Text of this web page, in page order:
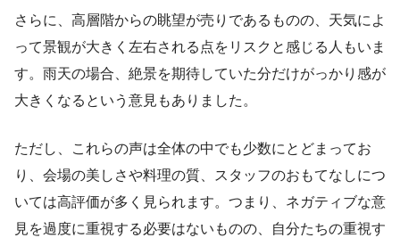
さらに、高層階からの眺望が売りであるものの、天気によ
って景観が大きく左右される点をリスクと感じる人もいま
す。雨天の場合、絶景を期待していた分だけがっかり感が
大きくなるという意見もありました。
ただし、これらの声は全体の中でも少数にとどまってお
り、会場の美しさや料理の質、スタッフのおもてなしにつ
いては高評価が多く見られます。つまり、ネガティブな意
見を過度に重視する必要はないものの、自分たちの重視す